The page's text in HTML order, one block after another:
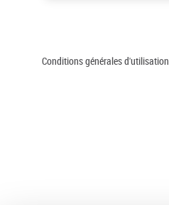
Conditions générales d'utilisation